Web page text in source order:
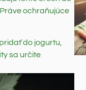
ochraňujúce
do jogurtu,
sa určite